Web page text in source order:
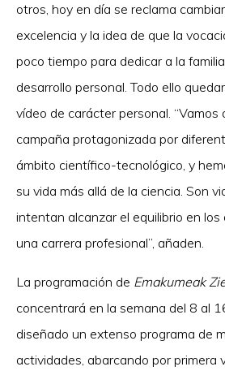
otros, hoy en día se reclama
excelencia y la idea de que la
poco tiempo para dedicar a la
desarrollo personal. Todo ello
vídeo de carácter personal. “Vamos
campaña protagonizada por
ámbito científico-tecnológico, y
su vida más allá de la ciencia. Son
intentan alcanzar el equilibrio en
una carrera profesional”, añaden.
La programación de Emakumeak
concentrará en la semana del 8 al
diseñado un extenso programa de
actividades, abarcando por primera